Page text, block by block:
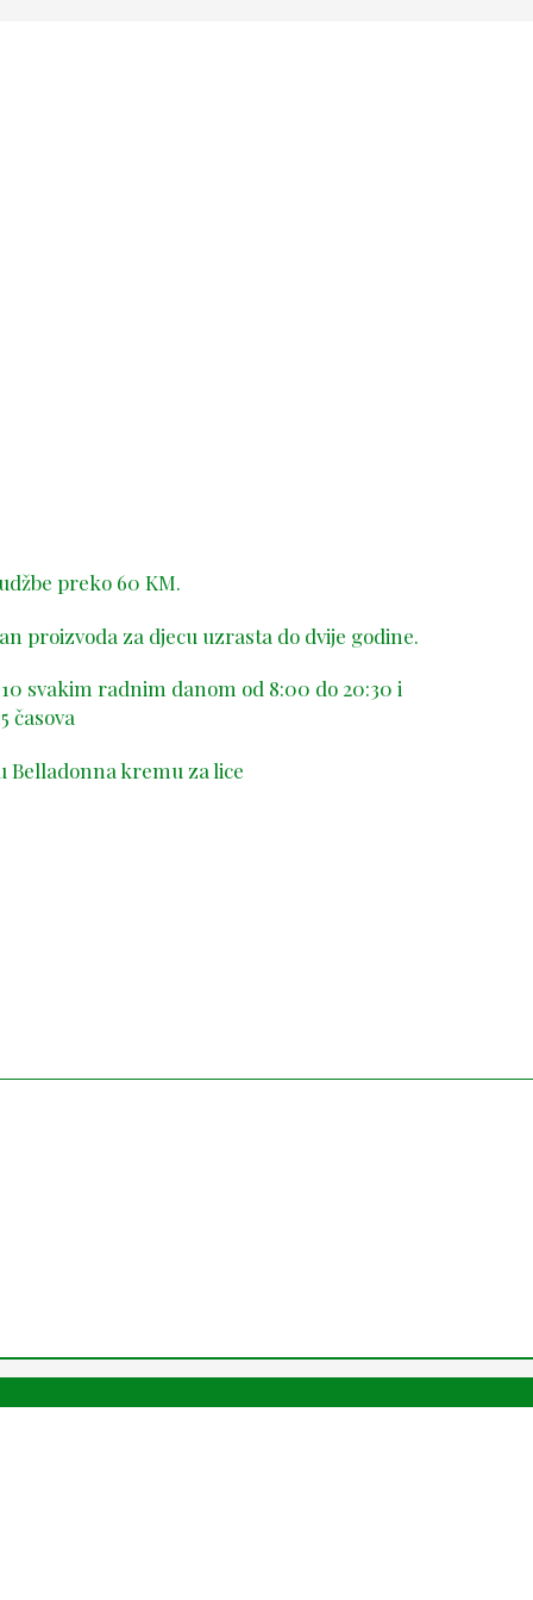
preko 60 KM.
proizvoda za djecu uzrasta do dvije godine.
svakim radnim danom od 8:00 do 20:30 i
časova
Belladonna kremu za lice